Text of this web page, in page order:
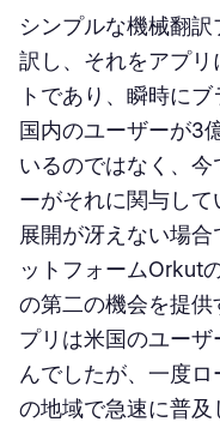
シンプルな機械翻
訳し、それをアプ
トであり、瞬時に
国内のユーザーが3
いるのではなく、
ーがそれに関与し
展開が冴えない場
ットフォームOrkut
の第二の機会を提
プリは米国のユー
んでしたが、一度
の地域で急速に普及